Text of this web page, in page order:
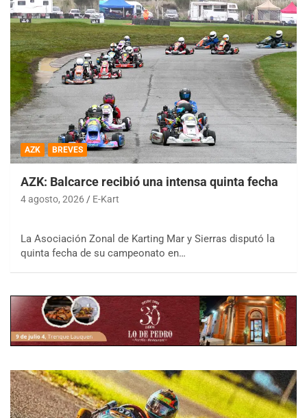
AZK BREVES
AZK: Balcarce recibió una intensa quinta fecha
4 agosto, 2026 E-Kart
La Asociación Zonal de Karting Mar y Sierras disputó la
quinta fecha de su campeonato en…